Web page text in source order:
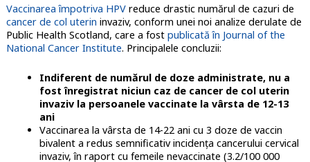
Vaccinarea împotriva HPVreduce drastic numărul de cazuri de
cancer de col uterin invaziv, conform unei noi analize derulate de
Public Health Scotland, care a fost publicată în Journal of the
National Cancer Institute. Principalele concluzii:
Indiferent de numărul de doze administrate, nu a
fost înregistrat niciun caz de cancer de col uterin
invaziv la persoanele vaccinate la vârsta de 12-13
ani
Vaccinarea la vârsta de 14-22 ani cu 3 doze de vaccin
bivalent a redus semnificativ incidenţa cancerului cervical
invaziv, în raport cu femeile nevaccinate (3.2/100 000